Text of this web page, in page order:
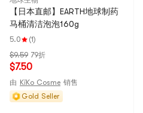
【日本直邮】EARTH地球制药
马桶清洁泡泡160g
5.0
(1)
$9.59 79折
$7.50
由 KiKo Cosme 销售
Gold Seller